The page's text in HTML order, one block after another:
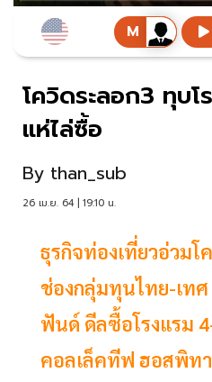
โควิดระลอก3 ทุบ
แห่ไล่ซื้อ
By than_sub
26 เม.ย. 64 | 19:10 น.
ธุรกิจท่องเที่ยวอ่วม
ช่องกลุ่มทุนไทย-เท
ฟันด์ ดีลซื้อโรงแรม
คอลเล็คทีฟ ฮอสพิท